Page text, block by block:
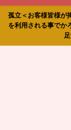
孤立＜お客様皆様が
を利用される事でか